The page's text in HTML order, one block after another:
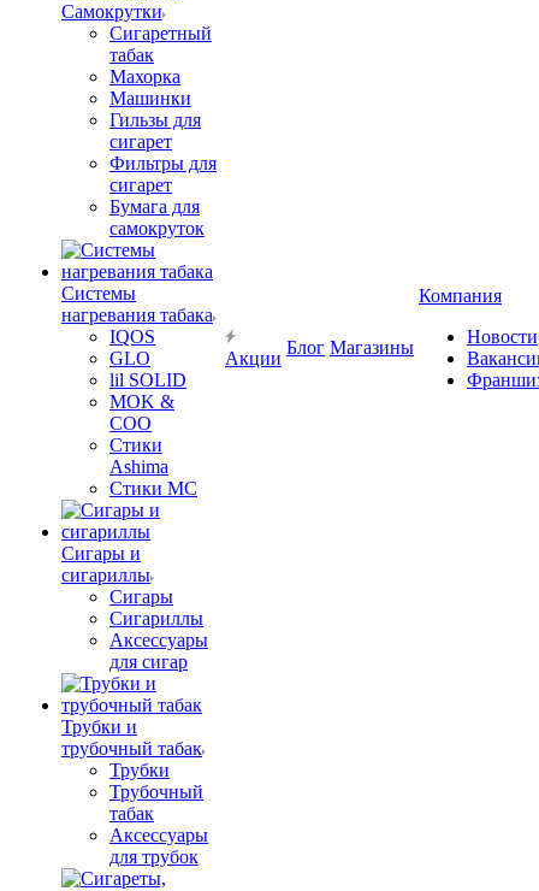
Самокрутки
Сигаретный
табак
Махорка
Машинки
Гильзы для
сигарет
Фильтры для
сигарет
Бумага для
самокруток
Системы
нагревания табака
IQOS
GLO
lil SOLID
MOK &
COO
Стики
Ashima
Стики MC
Сигары и
сигариллы
Сигары
Сигариллы
Аксессуары
для сигар
Трубки и
трубочный табак
Трубки
Трубочный
табак
Аксессуары
для трубок
Акции
Блог Магазины
Компания
Новости